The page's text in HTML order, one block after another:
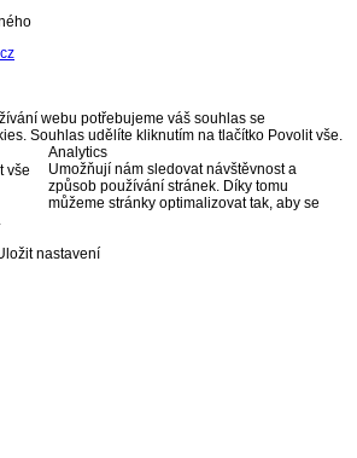
webu potřebujeme váš souhlas se
Souhlas udělíte kliknutím na tlačítko Povolit vše.
vše
Analytics
Umožňují nám sledovat návštěvnost a
způsob používání stránek. Díky tomu
můžeme stránky optimalizovat tak, aby se
nastavení